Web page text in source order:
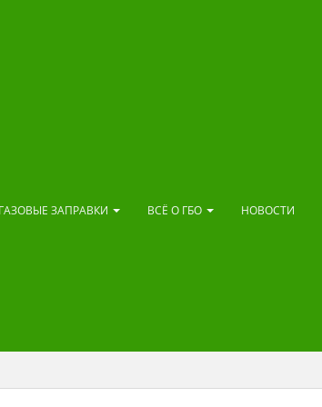
ГАЗОВЫЕ ЗАПРАВКИ ВСЁ О ГБО НОВОСТИ